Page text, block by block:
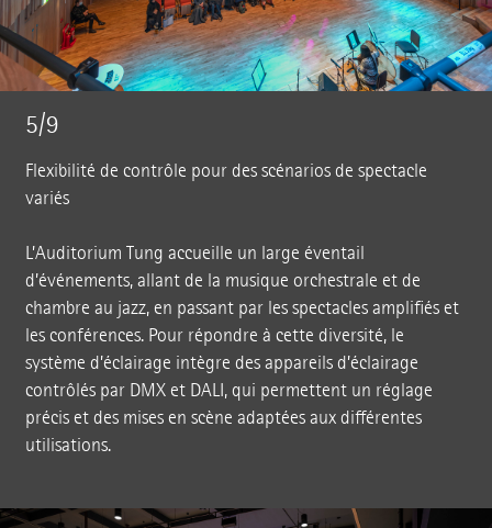
5/9
Flexibilité de contrôle pour des scénarios de spectacle
variés
L’Auditorium Tung accueille un large éventail
d’événements, allant de la musique orchestrale et de
chambre au jazz, en passant par les spectacles amplifiés et
les conférences. Pour répondre à cette diversité, le
système d’éclairage intègre des appareils d’éclairage
contrôlés par DMX et DALI, qui permettent un réglage
précis et des mises en scène adaptées aux différentes
utilisations.